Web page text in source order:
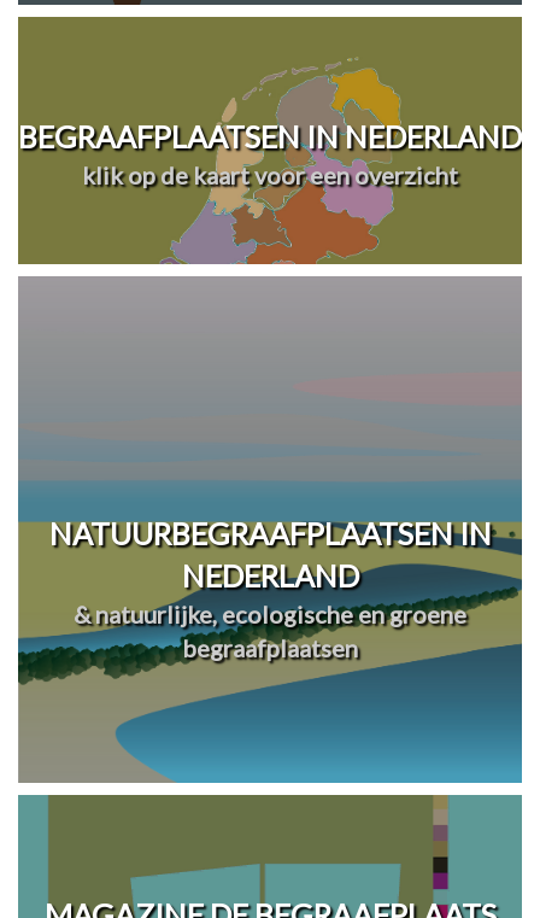
BEGRAAFPLAATSEN IN NEDERLAND
klik op de kaart voor een overzicht
NATUURBEGRAAFPLAATSEN IN
NEDERLAND
& natuurlijke, ecologische en groene
begraafplaatsen